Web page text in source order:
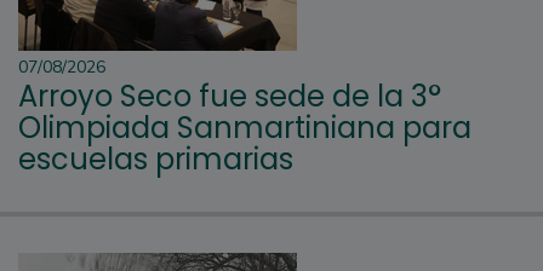
07/08/2026
Arroyo Seco fue sede de la 3°
Olimpiada Sanmartiniana para
escuelas primarias